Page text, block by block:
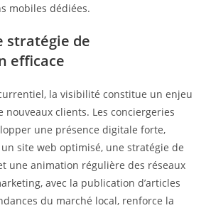
mobiles dédiées.
stratégie de
efficace
la visibilité constitue un enjeu
clients. Les conciergeries
une présence digitale forte,
site web optimisé, une stratégie de
une animation régulière des réseaux
avec la publication d’articles
du marché local, renforce la